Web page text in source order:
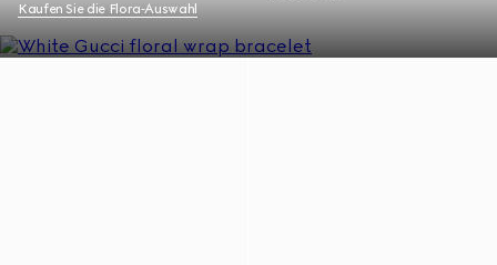
Kaufen Sie die Flora‑Auswahl